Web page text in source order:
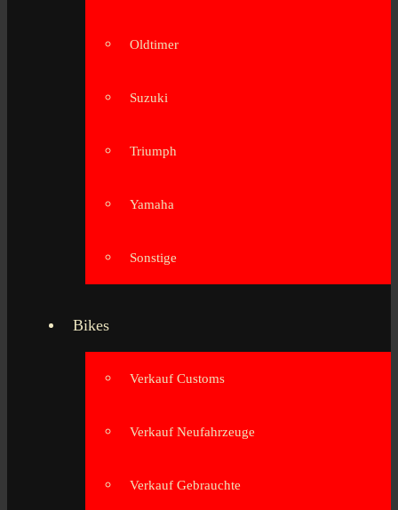
Oldtimer
Suzuki
Triumph
Yamaha
Sonstige
Bikes
Verkauf Customs
Verkauf Neufahrzeuge
Verkauf Gebrauchte